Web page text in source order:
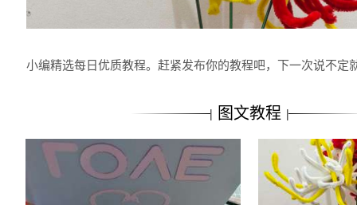
小编精选每日优质教程。赶紧发布你的教程吧，下一次说不定
| 图文教程 |